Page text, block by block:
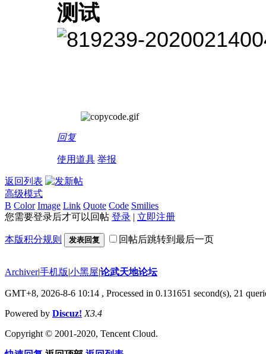
测试
回复
使用道具 举报
返回列表
高级模式
B Color Image Link Quote Code Smilies
您需要登录后才可以回帖 登录 | 立即注册
本版积分规则 发表回复 回帖后跳转到最后一页
Archiver|手机版|小黑屋|论武天地论坛
GMT+8, 2026-8-6 10:14 , Processed in 0.131651 second(s), 21
Powered by Discuz! X3.4
Copyright © 2001-2020, Tencent Cloud.